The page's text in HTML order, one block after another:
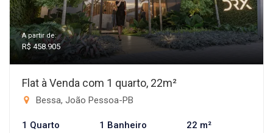
A partir de:
R$ 458.905
Flat à Venda com 1 quarto, 22m²
Bessa, João Pessoa-PB
1 Quarto 1 Banheiro 22 m²